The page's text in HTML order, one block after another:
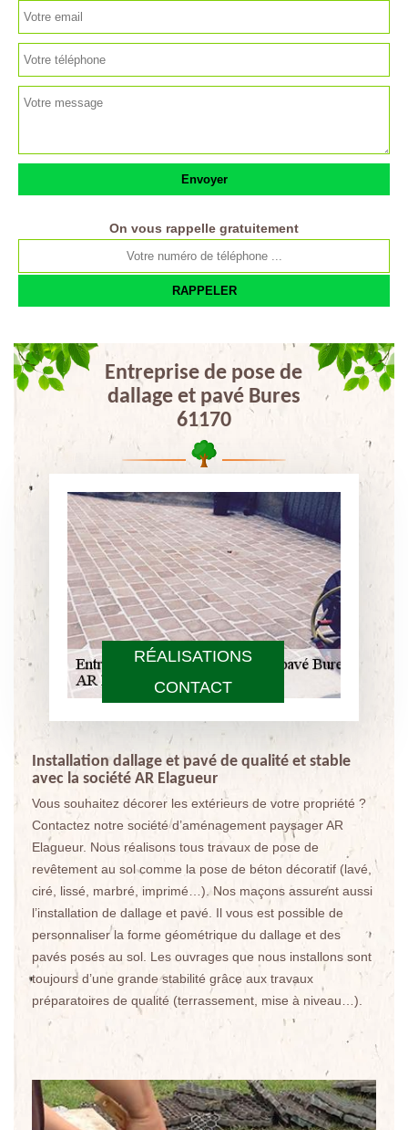
RÉALISATIONS
CONTACT
On vous rappelle gratuitement
Entreprise de pose de
dallage et pavé Bures
61170
Installation dallage et pavé de qualité et stable
avec la société AR Elagueur
Vous souhaitez décorer les extérieurs de votre propriété ?
Contactez notre société d’aménagement paysager AR
Elagueur. Nous réalisons tous travaux de pose de
revêtement au sol comme la pose de béton décoratif (lavé,
ciré, lissé, marbré, imprimé…). Nos maçons assurent aussi
l’installation de dallage et pavé. Il vous est possible de
personnaliser la forme géométrique du dallage et des
pavés posés au sol. Les ouvrages que nous installons sont
toujours d’une grande stabilité grâce aux travaux
préparatoires de qualité (terrassement, mise à niveau…).